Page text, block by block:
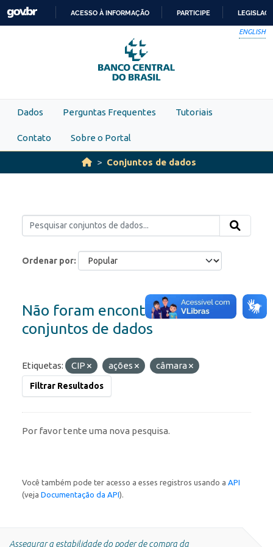
Skip to main content
PARA
O
CONTEÚDO
ACESSO À INFORMAÇÃO PARTICIPE
ENGLISH
Dados Perguntas Frequentes Tutoriais
Contato Sobre o Portal
Conjuntos de dados
Ordenar por
Não foram encontrados
conjuntos de dados
Etiquetas: CIP ações câmara
Filtrar Resultados
Por favor tente uma nova pesquisa.
Você também pode ter acesso a esses registros usando a API
(veja Documentação da API).
Assegurar a estabilidade do poder de compra da